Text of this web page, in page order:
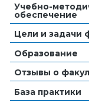
Учебно-
обеспечение
Цели и задачи
Образование
Отзывы о
База практики